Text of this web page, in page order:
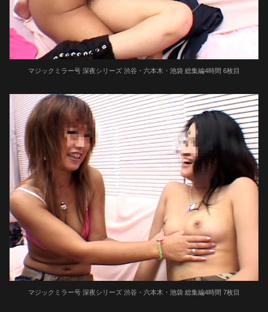
マジックミラー号 深夜シリーズ 渋谷・六本木・池袋 総集編4時間 6枚目
マジックミラー号 深夜シリーズ 渋谷・六本木・池袋 総集編4時間 7枚目